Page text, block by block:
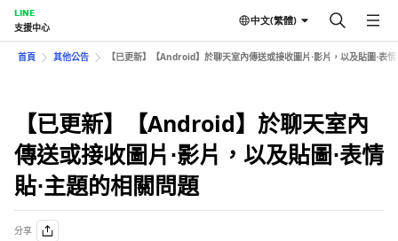
LINE
支援中心
中文(繁體)
首頁 其他公告 【已更新】【Android】於聊天室內傳送或接收圖片⋅影片，以及貼圖⋅表
【已更新】【Android】於聊天室內
傳送或接收圖片⋅影片，以及貼圖⋅表情
貼⋅主題的相關問題
分享